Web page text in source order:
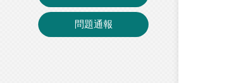
問題通報